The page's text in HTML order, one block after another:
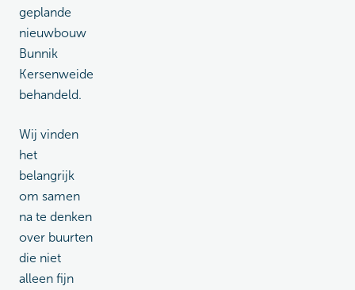
geplande
nieuwbouw
Bunnik
Kersenweide
behandeld.
Wij vinden
het
belangrijk
om samen
na te denken
over buurten
die niet
alleen fijn